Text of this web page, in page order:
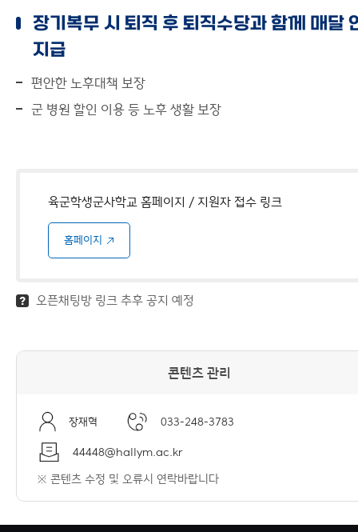
장기복무 시 퇴직 후 퇴직수당과 함께 매달
지급
편안한 노후대책 보장
군 병원 할인 이용 등 노후 생활 보장
육군학생군사학교 홈페이지 / 지원자 접수 링크
홈페이지
오픈채팅방 링크 추후 공지 예정
콘텐츠 관리
장재혁 033-248-3783
44448@hallym.ac.kr
※ 콘텐츠 수정 및 오류시 연락바랍니다